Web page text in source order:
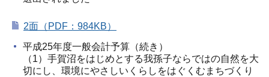
2面（PDF：984KB）
平成25年度一般会計予算（続き）
（1）手賀沼をはじめとする我孫子ならではの自然を大
切にし、環境にやさしいくらしをはぐくむまちづくり